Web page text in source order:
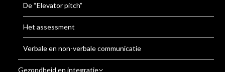
De “Elevator pitch”
Het assessment
Verbale en non-verbale communicatie
Gezondheid en integratie